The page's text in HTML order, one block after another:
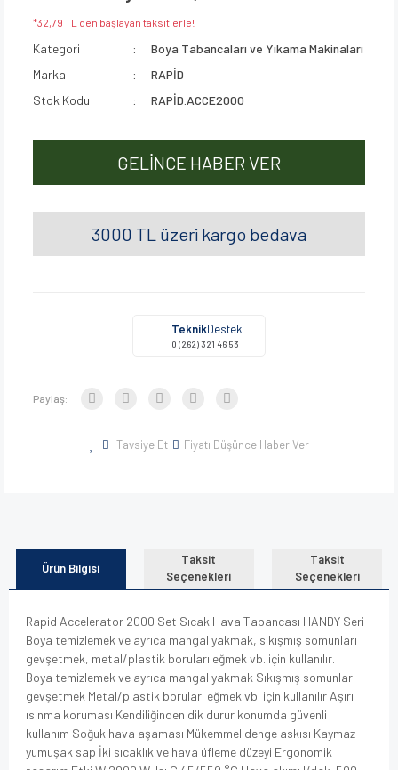
*32,79 TL den başlayan taksitlerle!
Kategori
Boya Tabancaları ve Yıkama Makinaları
Marka
RAPİD
Stok Kodu
RAPİD.ACCE2000
GELİNCE HABER VER
3000 TL üzeri kargo bedava
TeknikDestek
0 (262) 321 46 53
Paylaş:
Tavsiye Et Fiyatı Düşünce Haber Ver
Ürün Bilgisi
Taksit
Seçenekleri
Taksit
Seçenekleri
Rapid Accelerator 2000 Set Sıcak Hava Tabancası HANDY Seri
Boya temizlemek ve ayrıca mangal yakmak, sıkışmış somunları
gevşetmek, metal/plastik boruları eğmek vb. için kullanılır.
Boya temizlemek ve ayrıca mangal yakmak Sıkışmış somunları
gevşetmek Metal/plastik boruları eğmek vb. için kullanılır Aşırı
ısınma koruması Kendiliğinden dik durur konumda güvenli
kullanım Soğuk hava aşaması Mükemmel denge askısı Kaymaz
yumuşak sap İki sıcaklık ve hava üfleme düzeyi Ergonomik